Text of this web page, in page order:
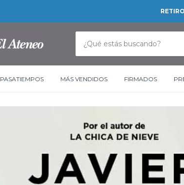
PASATIEMPOS MÁS VENDIDOS FIRMADOS